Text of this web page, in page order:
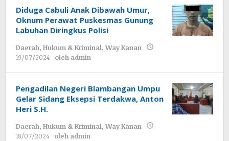
Diduga Cabuli Anak Dibawah Umur,
Oknum Perawat Puskesmas Gunung
Labuhan Diringkus Polisi
Daerah, Hukum & Kriminal, Way Kanan
19/07/2024
oleh admin
Pengadilan Negeri Blambangan Umpu
Gelar Sidang Eksepsi Terdakwa, Anton
Heri S.H.
Daerah, Hukum & Kriminal, Way Kanan
18/07/2024
oleh admin